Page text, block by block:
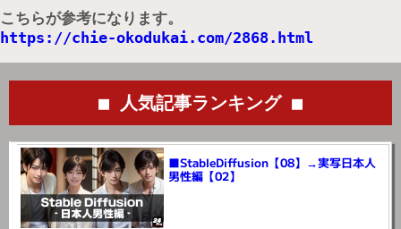
https://chie-okodukai.com/2868.html
■ 人気記事ランキング ■
■StableDiffusion【08】→実写日本人
男性編【02】